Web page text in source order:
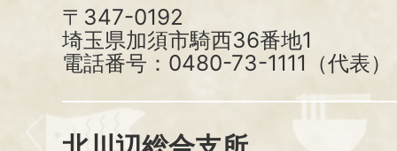
〒347-0192
埼玉県加須市騎西36番地1
電話番号：0480-73-1111（代表）